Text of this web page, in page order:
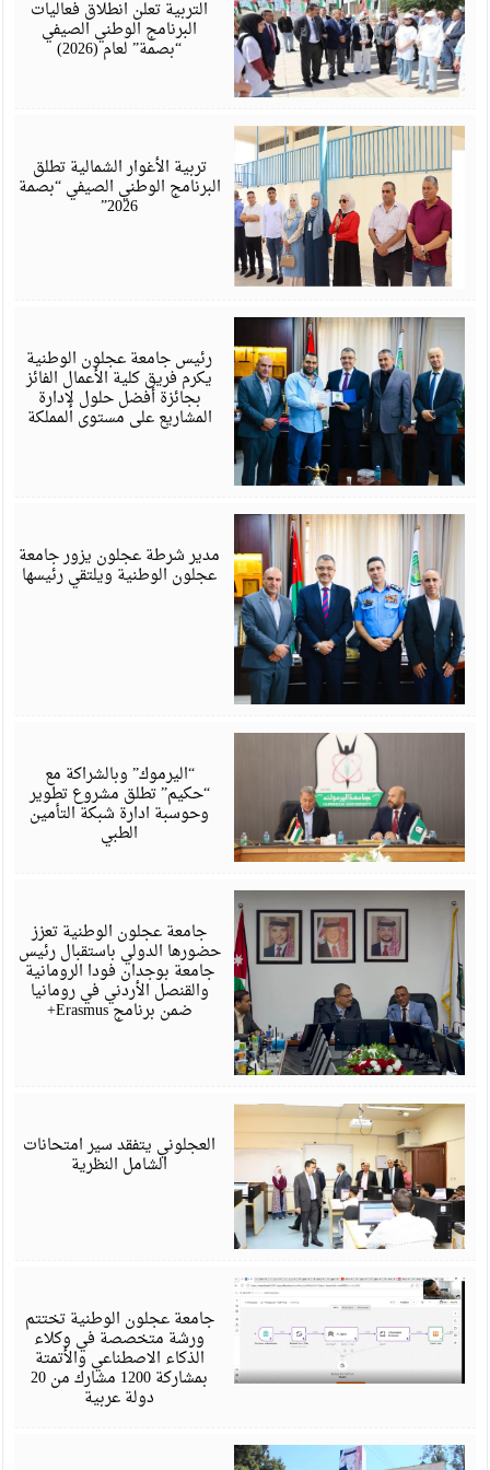
التربية تعلن انطلاق فعاليات
البرنامج الوطني الصيفي
“بصمة” لعام (2026)
تربية الأغوار الشمالية تطلق
البرنامج الوطني الصيفي “بصمة
2026”
رئيس جامعة عجلون الوطنية
يكرم فريق كلية الأعمال الفائز
بجائزة أفضل حلول لإدارة
المشاريع على مستوى المملكة
مدير شرطة عجلون يزور جامعة
عجلون الوطنية ويلتقي رئيسها
“اليرموك” وبالشراكة مع
“حكيم” تطلق مشروع تطوير
وحوسبة ادارة شبكة التأمين
الطبي
جامعة عجلون الوطنية تعزز
حضورها الدولي باستقبال رئيس
جامعة بوجدان فودا الرومانية
والقنصل الأردني في رومانيا
ضمن برنامج Erasmus+
العجلوني يتفقد سير امتحانات
الشامل النظرية
جامعة عجلون الوطنية تختتم
ورشة متخصصة في وكلاء
الذكاء الاصطناعي والأتمتة
بمشاركة 1200 مشارك من 20
دولة عربية